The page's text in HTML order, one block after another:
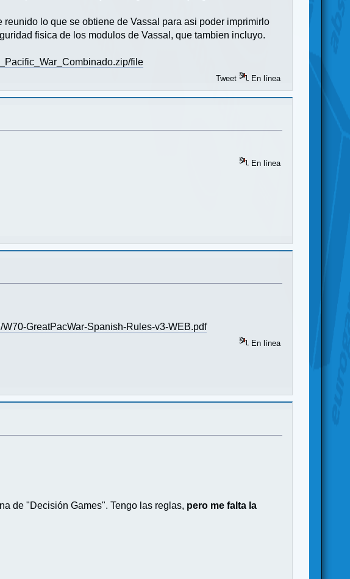
lo que se obtiene de Vassal para asi poder imprimirlo
fisica de los modulos de Vassal, que tambien incluyo.
file
Tweet En línea
En línea
GreatPacWar-Spanish-Rules-v3-WEB.pdf
En línea
de "Decisión Games". Tengo las reglas, pero me falta la